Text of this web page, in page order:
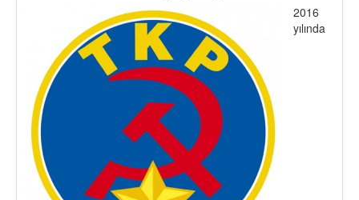
2016
yılında